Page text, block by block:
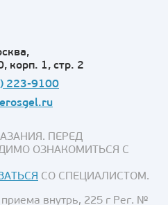
корп. 1, стр. 2
223-9100
ПЕРЕД
ОЗНАКОМИТЬСЯ С
СО СПЕЦИАЛИСТОМ.
внутрь, 225 г Рег. №